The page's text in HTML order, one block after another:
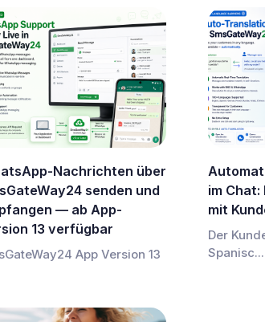
Nachrichten über
senden und
— ab App-
13 verfügbar
App Version 13
im Chat:
mit
Der
Spanisc...